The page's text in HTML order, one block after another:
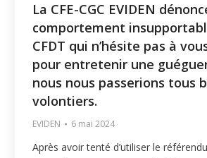
La CFE-CGC EVIDEN
comportement
CFDT qui n’hésite pas à
pour entretenir une
nous nous passerions tous
volontiers.
EVIDEN 6 mai 2024
Après avoir tenté d’utiliser le